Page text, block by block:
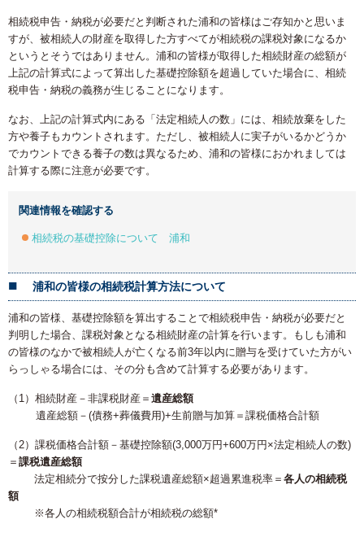
相続税申告・納税が必要だと判断された浦和の皆様はご存知かと思いま
すが、被相続人の財産を取得した方すべてが相続税の課税対象になるか
というとそうではありません。浦和の皆様が取得した相続財産の総額が
上記の計算式によって算出した基礎控除額を超過していた場合に、相続
税申告・納税の義務が生じることになります。
なお、上記の計算式内にある「法定相続人の数」には、相続放棄をした
方や養子もカウントされます。ただし、被相続人に実子がいるかどうか
でカウントできる養子の数は異なるため、浦和の皆様におかれましては
計算する際に注意が必要です。
関連情報を確認する
相続税の基礎控除について 浦和
浦和の皆様の相続税計算方法について
浦和の皆様、基礎控除額を算出することで相続税申告・納税が必要だと
判明した場合、課税対象となる相続財産の計算を行います。もしも浦和
の皆様のなかで被相続人が亡くなる前3年以内に贈与を受けていた方がい
らっしゃる場合には、その分も含めて計算する必要があります。
（1）相続財産－非課税財産＝ 遺産総額
遺産総額－(債務+葬儀費用)+生前贈与加算＝課税価格合計額
（2）課税価格合計額－基礎控除額(3,000万円+600万円×法定相続人の数)
＝ 課税遺産総額
法定相続分で按分した課税遺産総額×超過累進税率＝ 各人の相続税
額
※各人の相続税額合計が相続税の総額*